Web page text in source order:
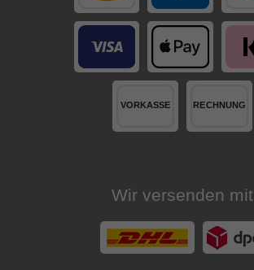
Wir versenden mit